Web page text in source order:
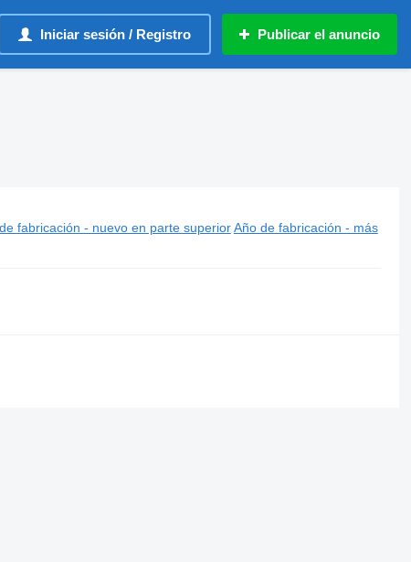
Iniciar sesión / Registro Publicar el anuncio
fabricación - nuevo en parte superior Año de fabricación - más